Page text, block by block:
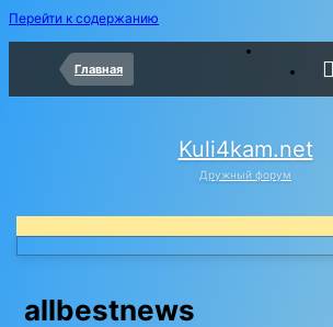
Перейти к содержанию
Главная
Kuli4kam.net
Дружный форум
allbestnews